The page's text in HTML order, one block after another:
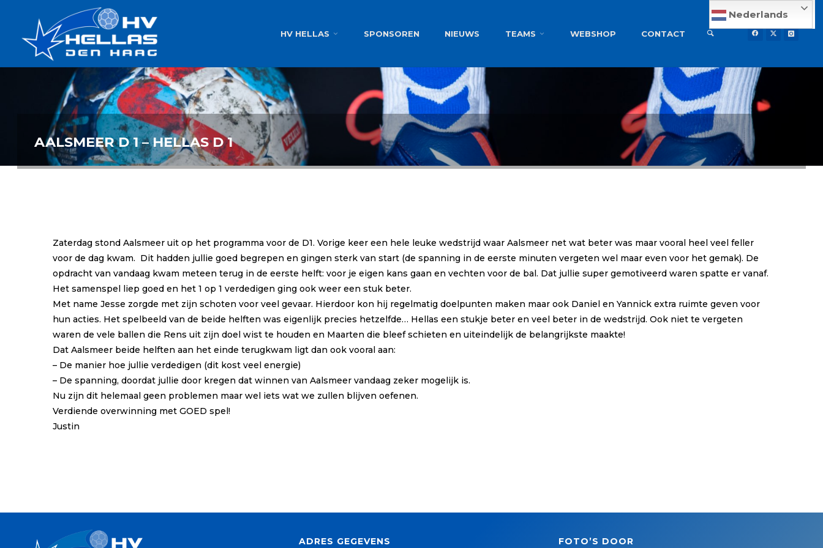
AMBITIE
HV HELLAS SPONSOREN NIEUWS TEAMS WEBSHOP CONTACT
Nederlands
AALSMEER D 1 – HELLAS D 1
Zaterdag stond Aalsmeer uit op het programma voor de D1. Vorige keer een hele leuke wedstrijd waar Aalsmeer net wat beter was maar vooral heel veel feller
voor de dag kwam. Dit hadden jullie goed begrepen en gingen sterk van start (de spanning in de eerste minuten vergeten wel maar even voor het gemak). De
opdracht van vandaag kwam meteen terug in de eerste helft: voor je eigen kans gaan en vechten voor de bal. Dat jullie super gemotiveerd waren spatte er vanaf.
Het samenspel liep goed en het 1 op 1 verdedigen ging ook weer een stuk beter.
Met name Jesse zorgde met zijn schoten voor veel gevaar. Hierdoor kon hij regelmatig doelpunten maken maar ook Daniel en Yannick extra ruimte geven voor
hun acties. Het spelbeeld van de beide helften was eigenlijk precies hetzelfde… Hellas een stukje beter en veel beter in de wedstrijd. Ook niet te vergeten
waren de vele ballen die Rens uit zijn doel wist te houden en Maarten die bleef schieten en uiteindelijk de belangrijkste maakte!
Dat Aalsmeer beide helften aan het einde terugkwam ligt dan ook vooral aan:
– De manier hoe jullie verdedigen (dit kost veel energie)
– De spanning, doordat jullie door kregen dat winnen van Aalsmeer vandaag zeker mogelijk is.
Nu zijn dit helemaal geen problemen maar wel iets wat we zullen blijven oefenen.
Verdiende overwinning met GOED spel!
Justin
ADRES GEGEVENS FOTO’S DOOR